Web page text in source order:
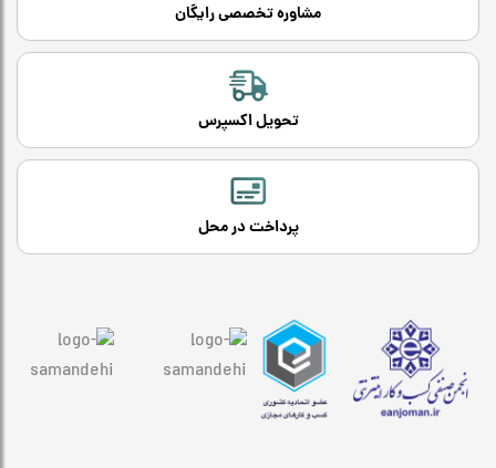
مشاوره تخصصی رایگان
تحویل اکسپرس
پرداخت در محل